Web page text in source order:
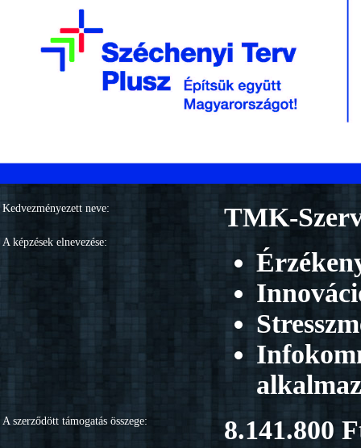
Kedvezményezett neve: TMK-
A képzések elnevezése:
A szerződött támogatás összege: 8.141.800